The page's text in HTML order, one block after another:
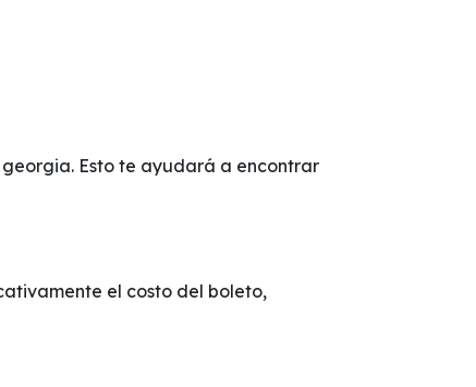
Esto te ayudará a encontrar
el costo del boleto,